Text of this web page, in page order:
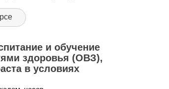
и обучение
здоровья (ОВЗ),
в условиях